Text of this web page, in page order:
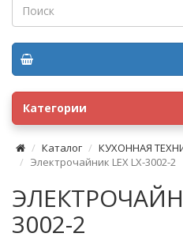
Категории
Каталог КУХОННАЯ
Электрочайник LEX LX-3002-2
3002-2